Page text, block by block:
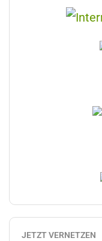
JETZT VERNETZEN